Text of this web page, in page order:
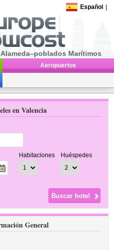
Español
Marítimos
Aeropuertos
en Valencia
Habitaciones Huéspedes
General